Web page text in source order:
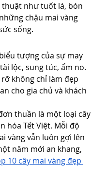
thuật như tuốt lá, bón
chậu mai vàng
sống.
tượng của sự may
lộc, sung túc, ấm no.
không chỉ làm đẹp
cho gia chủ và khách
thuần là một loại cây
hóa Tết Việt. Mỗi độ
vàng vẫn luôn gợi lên
năm mới an khang,
10 cây mai vàng đẹp